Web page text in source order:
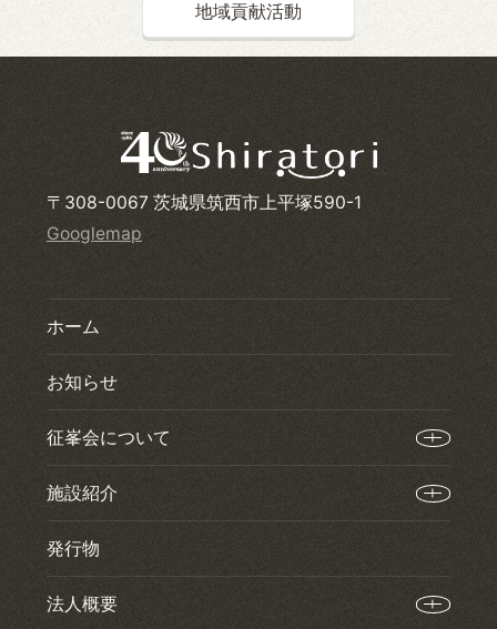
地域貢献活動
〒308-0067 茨城県筑西市上平塚590-1
Googlemap
ホーム
お知らせ
征峯会について
施設紹介
発行物
法人概要